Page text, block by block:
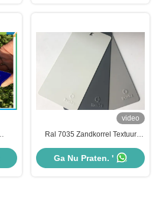
video
Ral 7035 Zandkorrel Textuur
Super weersbestendig
Ga Nu Praten. '